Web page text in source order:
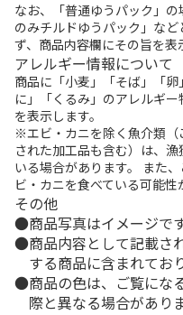
なお、「普通ゆうパック」
のみチルドゆうパック」な
ず、商品内容欄にその旨を表
アレルギー情報について
商品に「小麦」「そば」「
に」「くるみ」のアレルギ
を表示します。
※エビ・カニを除く魚介類
された加工品も含む）は、
いる場合があります。 また
ビ・カニを食べている可能性
その他
商品写真はイメージです
商品内容として記載さ
する商品に含まれてお
商品の色は、ご覧にな
際と異なる場合がありま